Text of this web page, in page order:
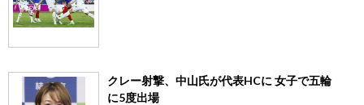
クレー射撃、中山氏が代表HCに 女子で五輪
に5度出場